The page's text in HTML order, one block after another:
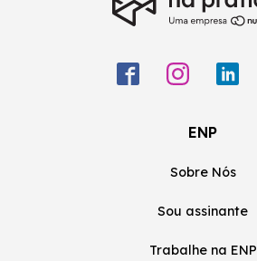
ENP
Sobre Nós
Sou assinante
Trabalhe na ENP